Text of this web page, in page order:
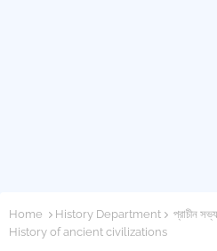
Home History Department
প্রাচীন
History of ancient civilizations